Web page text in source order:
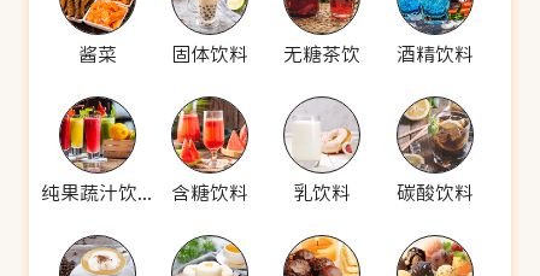
酱菜 固体饮料 无糖茶饮 酒精饮料
纯果蔬汁饮料 含糖饮料 乳饮料 碳酸饮料